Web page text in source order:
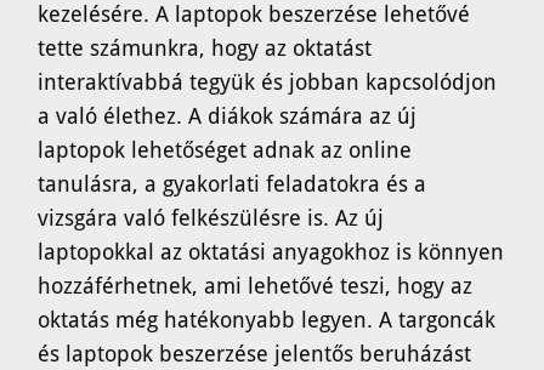
kezelésére. A laptopok beszerzése lehetővé
tette számunkra, hogy az oktatást
interaktívabbá tegyük és jobban kapcsolódjon
a való élethez. A diákok számára az új
laptopok lehetőséget adnak az online
tanulásra, a gyakorlati feladatokra és a
vizsgára való felkészülésre is. Az új
laptopokkal az oktatási anyagokhoz is könnyen
hozzáférhetnek, ami lehetővé teszi, hogy az
oktatás még hatékonyabb legyen. A targoncák
és laptopok beszerzése jelentős beruházást